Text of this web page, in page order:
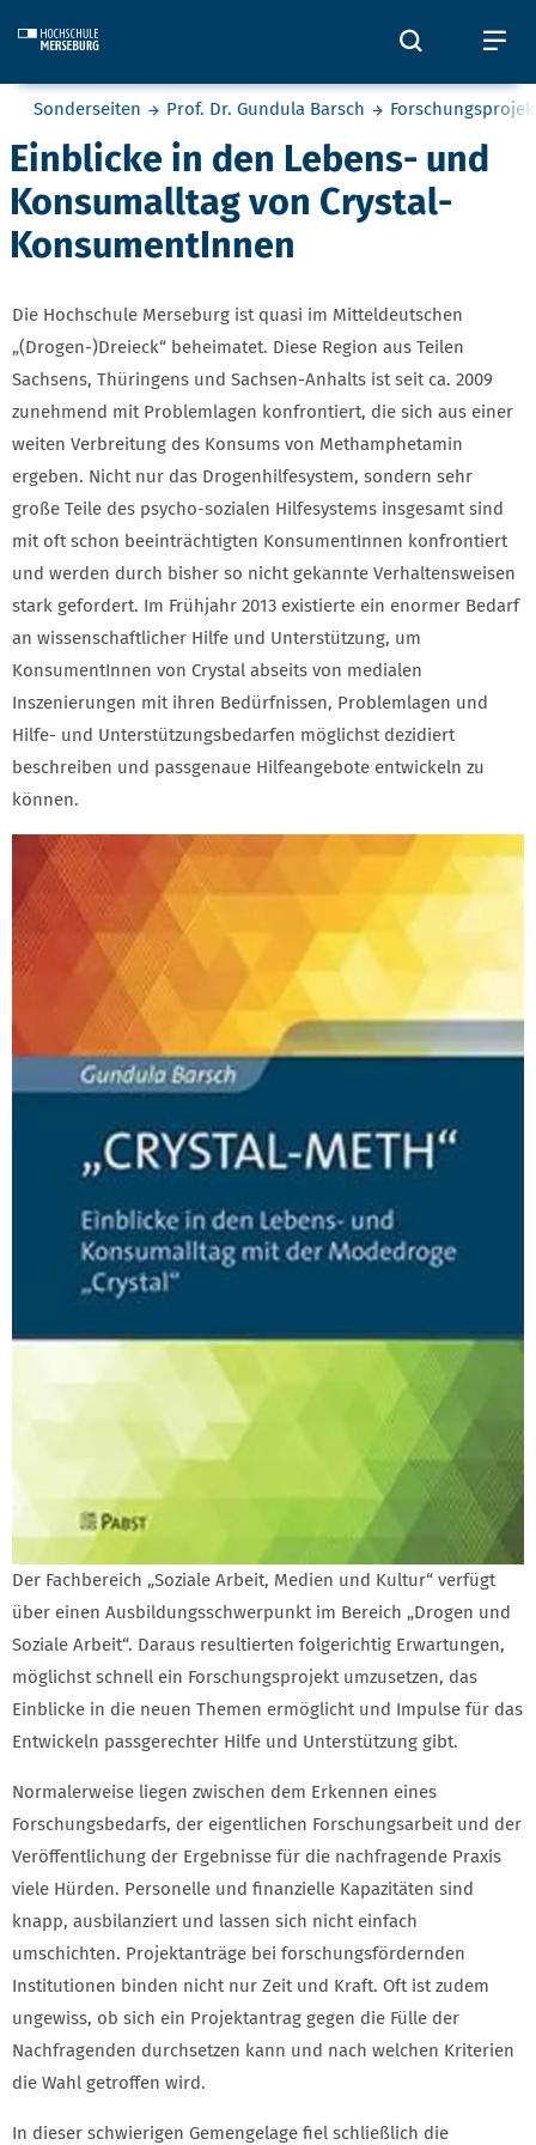
Öffnet
Sie befinden sich hier:
Sonderseiten Prof. Dr. Gundula Barsch
Einblicke in den Lebens- und
Konsumalltag von Crystal-
KonsumentInnen
Die Hochschule Merseburg ist quasi im Mitteldeutschen
„(Drogen-)Dreieck“ beheimatet. Diese Region aus Teilen
Sachsens, Thüringens und Sachsen-Anhalts ist seit ca. 2009
zunehmend mit Problemlagen konfrontiert, die sich aus einer
weiten Verbreitung des Konsums von Methamphetamin
ergeben. Nicht nur das Drogenhilfesystem, sondern sehr
große Teile des psycho-sozialen Hilfesystems insgesamt sind
mit oft schon beeinträchtigten KonsumentInnen konfrontiert
und werden durch bisher so nicht gekannte Verhaltensweisen
stark gefordert. Im Frühjahr 2013 existierte ein enormer Bedarf
an wissenschaftlicher Hilfe und Unterstützung, um
KonsumentInnen von Crystal abseits von medialen
Inszenierungen mit ihren Bedürfnissen, Problemlagen und
Hilfe- und Unterstützungsbedarfen möglichst dezidiert
beschreiben und passgenaue Hilfeangebote entwickeln zu
können.
Der Fachbereich „Soziale Arbeit, Medien und Kultur“ verfügt
über einen Ausbildungsschwerpunkt im Bereich „Drogen und
Soziale Arbeit“. Daraus resultierten folgerichtig Erwartungen,
möglichst schnell ein Forschungsprojekt umzusetzen, das
Einblicke in die neuen Themen ermöglicht und Impulse für das
Entwickeln passgerechter Hilfe und Unterstützung gibt.
Normalerweise liegen zwischen dem Erkennen eines
Forschungsbedarfs, der eigentlichen Forschungsarbeit und der
Veröffentlichung der Ergebnisse für die nachfragende Praxis
viele Hürden. Personelle und finanzielle Kapazitäten sind
knapp, ausbilanziert und lassen sich nicht einfach
umschichten. Projektanträge bei forschungsfördernden
Institutionen binden nicht nur Zeit und Kraft. Oft ist zudem
ungewiss, ob sich ein Projektantrag gegen die Fülle der
Nachfragenden durchsetzen kann und nach welchen Kriterien
die Wahl getroffen wird.
In dieser schwierigen Gemengelage fiel schließlich die